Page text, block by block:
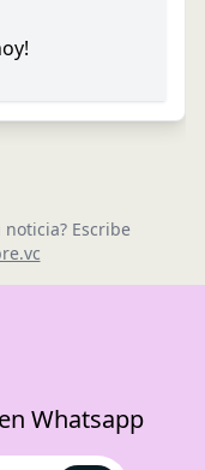
Escribe
Whatsapp